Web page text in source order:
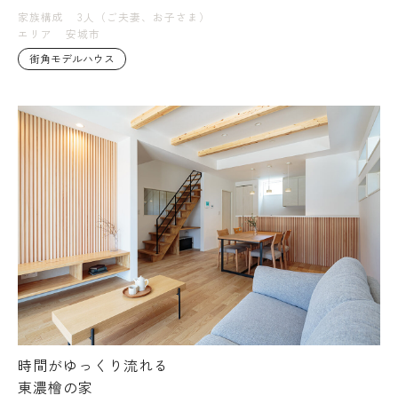
家族構成
3人（ご夫妻、お子さま）
エリア
安城市
街角モデルハウス
時間がゆっくり流れる
東濃檜の家